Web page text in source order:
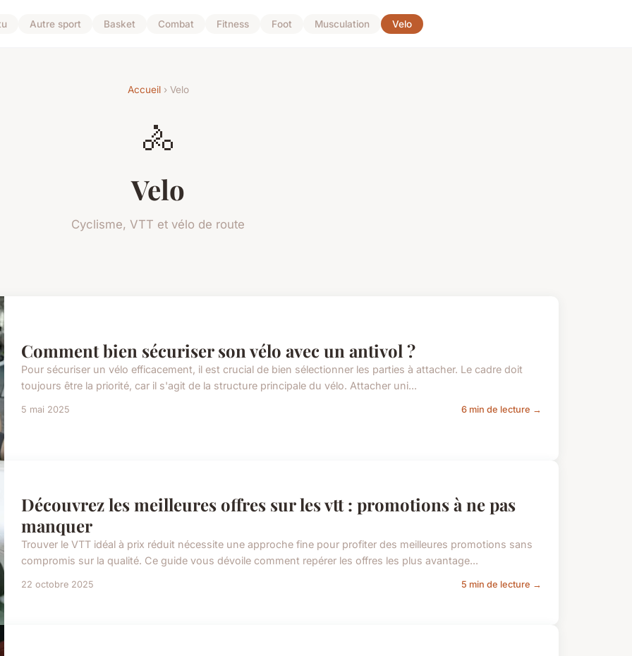
Autre sport Basket Combat Fitness Foot Musculation Velo
Accueil› Velo
🚴
Velo
Cyclisme, VTT et vélo de route
Comment bien sécuriser son vélo avec un antivol ?
Pour sécuriser un vélo efficacement, il est crucial de bien sélectionner les parties à attacher. Le cadre doit
toujours être la priorité, car il s'agit de la structure principale du vélo. Attacher uni...
5 mai 2025 6 min de lecture →
Découvrez les meilleures offres sur les vtt : promotions à ne pas
manquer
Trouver le VTT idéal à prix réduit nécessite une approche fine pour profiter des meilleures promotions sans
compromis sur la qualité. Ce guide vous dévoile comment repérer les offres les plus avantage...
22 octobre 2025 5 min de lecture →